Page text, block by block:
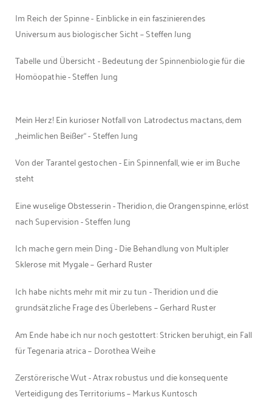
Im Reich der Spinne - Einblicke in ein faszinierendes
Universum aus biologischer Sicht – Steffen Jung
Tabelle und Übersicht - Bedeutung der Spinnenbiologie für die
Homöopathie - Steffen Jung
Mein Herz! Ein kurioser Notfall von Latrodectus mactans, dem
„heimlichen Beißer“ - Steffen Jung
Von der Tarantel gestochen - Ein Spinnenfall, wie er im Buche
steht
Eine wuselige Obstesserin - Theridion, die Orangenspinne, erlöst
nach Supervision - Steffen Jung
Ich mache gern mein Ding - Die Behandlung von Multipler
Sklerose mit Mygale – Gerhard Ruster
Ich habe nichts mehr mit mir zu tun - Theridion und die
grundsätzliche Frage des Überlebens – Gerhard Ruster
Am Ende habe ich nur noch gestottert: Stricken beruhigt, ein Fall
für Tegenaria atrica – Dorothea Weihe
Zerstörerische Wut - Atrax robustus und die konsequente
Verteidigung des Territoriums – Markus Kuntosch